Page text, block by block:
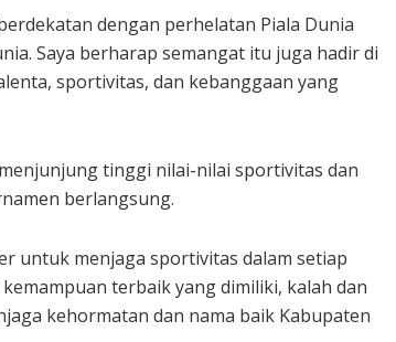
dengan perhelatan Piala Dunia
Saya berharap semangat itu juga hadir di
sportivitas, dan kebanggaan yang
tinggi nilai-nilai sportivitas dan
berlangsung.
untuk menjaga sportivitas dalam setiap
terbaik yang dimiliki, kalah dan
kehormatan dan nama baik Kabupaten